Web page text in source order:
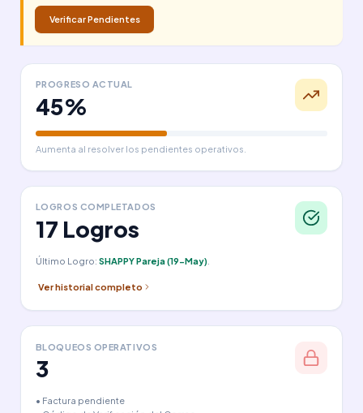
Verificar Pendientes
PROGRESO ACTUAL
45%
Aumenta al resolver los pendientes operativos.
LOGROS COMPLETADOS
17 Logros
Último Logro: SHAPPY Pareja (19-May).
Ver historial completo
BLOQUEOS OPERATIVOS
3
• Factura pendiente